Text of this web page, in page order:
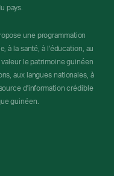
pays.
une programmation
à la santé, à l'éducation, au
le patrimoine guinéen
aux langues nationales, à
d'information crédible
guinéen.